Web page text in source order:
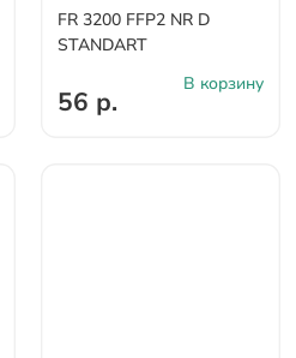
FR 3200 FFP2 NR D
STANDART
56 р.
В корзину